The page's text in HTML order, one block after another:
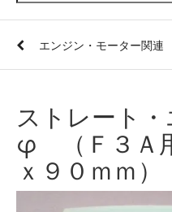
エンジン・モーター関連
ストレート
φ （Ｆ３Ａ
ｘ９０ｍｍ）